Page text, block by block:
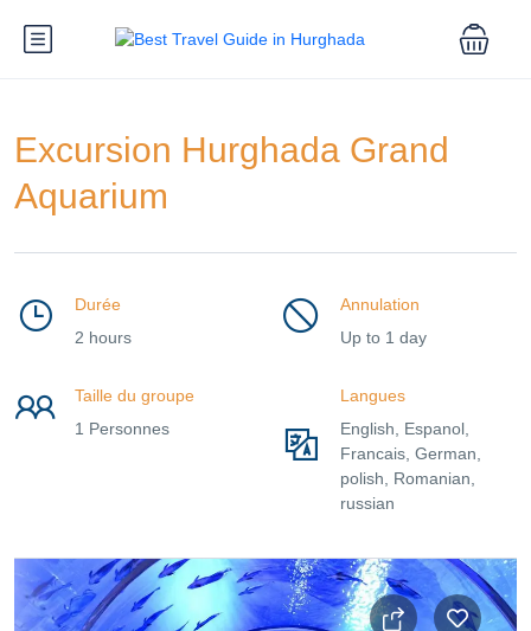
Excursion Hurghada Grand
Aquarium
Durée
2 hours
Annulation
Up to 1 day
Taille du groupe
1 Personnes
Langues
English, Espanol,
Francais, German,
polish, Romanian,
russian